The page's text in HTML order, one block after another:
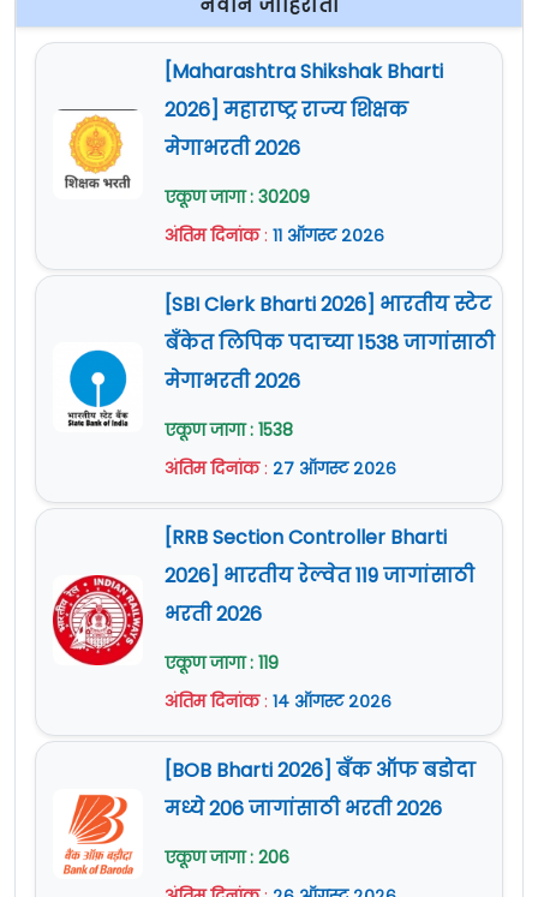
नवीन जाहिराती
[Maharashtra Shikshak Bharti
2026] महाराष्ट्र राज्य शिक्षक
मेगाभरती 2026
एकूण जागा : 30209
अंतिम दिनांक: ११ ऑगस्ट २०२६
[SBI Clerk Bharti 2026] भारतीय स्टेट
बँकेत लिपिक पदाच्या 1538 जागांसाठी
मेगाभरती 2026
एकूण जागा : 1538
अंतिम दिनांक: २७ ऑगस्ट २०२६
[RRB Section Controller Bharti
2026] भारतीय रेल्वेत 119 जागांसाठी
भरती 2026
एकूण जागा : 119
अंतिम दिनांक: १४ ऑगस्ट २०२६
[BOB Bharti 2026] बँक ऑफ बडोदा
मध्ये 206 जागांसाठी भरती 2026
एकूण जागा : 206